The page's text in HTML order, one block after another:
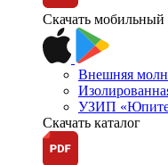
Скачать мобильный
Внешняя
УЗИП
Скачать каталог